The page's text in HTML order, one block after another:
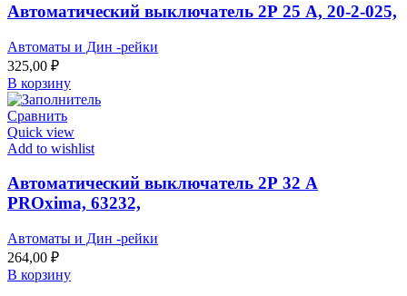
Автоматический выключатель 2Р 25 А, 20-2-025,
Автоматы и Дин -рейки
325,00 ₽
В корзину
Сравнить
Quick view
Add to wishlist
Автоматический выключатель 2Р 32 А
PROxima, 63232,
Автоматы и Дин -рейки
264,00 ₽
В корзину